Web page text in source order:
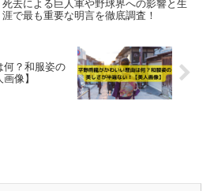
死去による巨人軍や野球界への影響と生
涯で最も重要な明言を徹底調査！
何？和服姿の
像】